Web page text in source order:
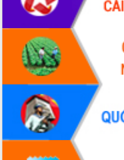
nghiệp Đắk Lắk tăng trưởng bứt phá
Triển khai đồng bộ đo đạc, lập hồ sơ
địa chính, hoàn thiện cơ sở dữ liệu đất
Ứng dụng sinh trắc học - Bước tiến
trong hành trình chuyển đổi số tại Đắk
Lắk
Đắk Lắk nâng cao hiệu quả công tác
Đảng từ Sổ tay đảng viên điện tử
Đắk Lắk đẩy mạnh nuôi biển công
nghệ, hướng tới phát triển thủy sản